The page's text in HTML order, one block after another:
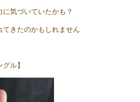
気づいていたかも？
てきたのかもしれません
ル】